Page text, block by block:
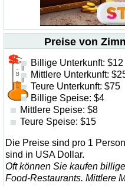
Preise von
Billige Unterkunft: $12
Mittlere Unterkunft:
Teure Unterkunft: $75
Billige Speise: $4
Mittlere Speise: $8
Teure Speise: $15
Die Preise sind pro 1
sind in USA Dollar.
Oft können Sie kaufen
Food-Restaurants. Mittlere